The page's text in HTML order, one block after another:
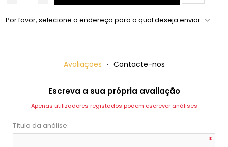
Por favor, selecione o endereço para o qual deseja enviar
Avaliações Contacte-nos
Escreva a sua própria avaliação
Apenas utilizadores registados podem escrever análises
Título da análise:
*